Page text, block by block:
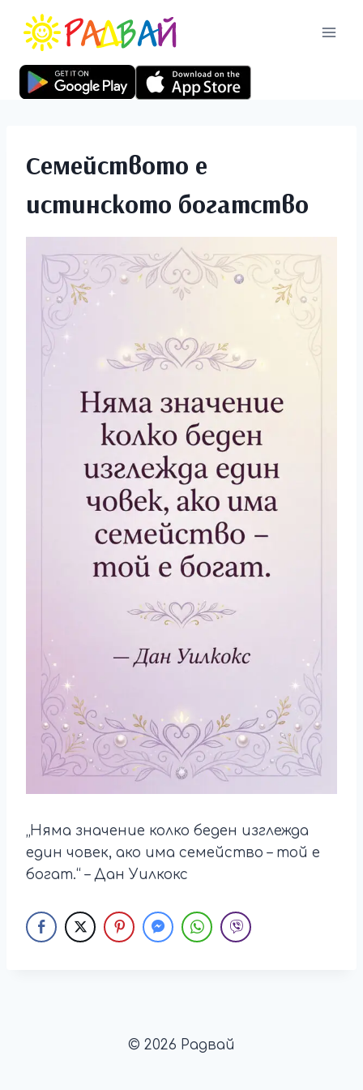
Семейството е
истинското богатство
„Няма значение колко беден изглежда
един човек, ако има семейство – той е
богат.“ – Дан Уилкокс
© 2026 Радвай